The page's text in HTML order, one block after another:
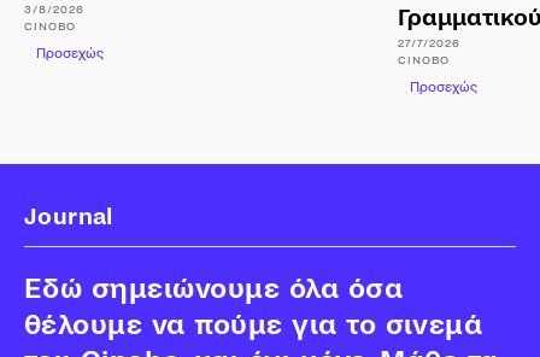
3/8/2026
CINOBO
Προσεχώς
Γραμματικού
27/7/2026
CINOBO
Προσεχώς
Journal
Εδώ σημειώνουμε όλα όσα
θέλουμε να πούμε για το σινεμά